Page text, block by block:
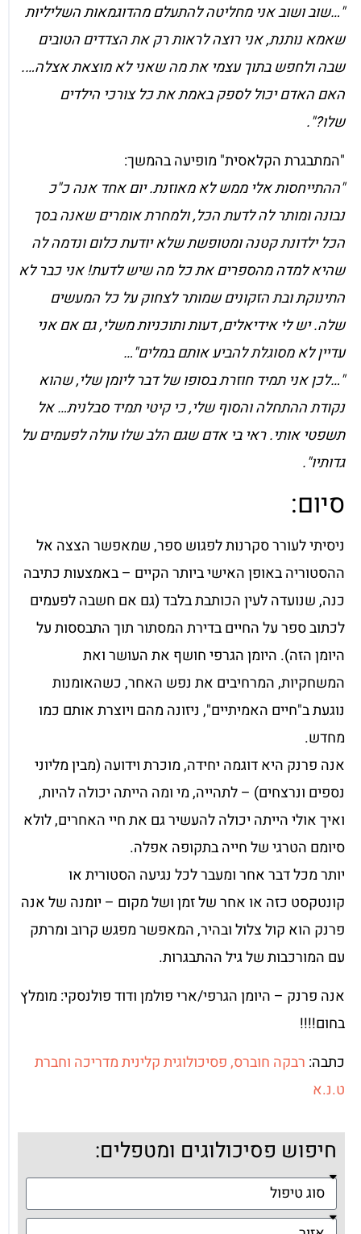
"…שוב ושוב אני מחליטה להתעלם מהדוגמאות השליליות
שאמא נותנת, אני רוצה לראות רק את הצדדים הטובים
שבה ולחפש בתוך עצמי את מה שאני לא מוצאת אצלה….
האם האדם יכול לספק באמת את כל צורכי הילדים
שלו?".
"המתבגרת הקלאסית" מופיעה בהמשך:
"ההתייחסות אלי ממש לא מאוזנת. יום אחד אנה כ"כ
נבונה ומותר לה לדעת הכל, ולמחרת אומרים שאנה בסך
הכל ילדונת קטנה ומטופשת שלא יודעת כלום ונדמה לה
שהיא למדה מהספרים את כל מה שיש לדעת! אני כבר לא
התינוקת ובת הזקונים שמותר לצחוק על כל המעשים
שלה. יש לי אידיאלים, דעות ותוכניות משלי, גם אם אני
עדיין לא מסוגלת להביע אותם במלים"…
"…לכן אני תמיד חוזרת בסופו של דבר ליומן שלי, שהוא
נקודת ההתחלה והסוף שלי, כי קיטי תמיד סבלנית… אל
תשפטי אותי. ראי בי אדם שגם הלב שלו עולה לפעמים על
גדותיו".
סיום:
ניסיתי לעורר סקרנות לפגוש ספר, שמאפשר הצצה אל
ההסטוריה באופן האישי ביותר הקיים – באמצעות כתיבה
כנה, שנועדה לעין הכותבת בלבד (גם אם חשבה לפעמים
לכתוב ספר על החיים בדירת המסתור תוך התבססות על
היומן הזה). היומן הגרפי חושף את העושר ואת
המשחקיות, המרחיבים את נפש האחר, כשהאומנות
נוגעת ב"חיים האמיתיים", ניזונה מהם ויוצרת אותם כמו
מחדש.
אנה פרנק היא דוגמה יחידה, מוכרת וידועה (מבין מליוני
נספים ונרצחים) – לתהייה, מי ומה הייתה יכולה להיות,
ואיך אולי הייתה יכולה להעשיר גם את חיי האחרים, לולא
סיומם הטרגי של חייה בתקופה אפלה.
יותר מכל דבר אחר ומעבר לכל נגיעה הסטורית או
קונטקסט כזה או אחר של זמן ושל מקום – יומנה של אנה
פרנק הוא קול צלול ובהיר, המאפשר מפגש קרוב ומרתק
עם המורכבות של גיל ההתבגרות.
אנה פרנק – היומן הגרפי/ארי פולמן ודוד פולנסקי: מומלץ
בחום!!!!
כתבה: רבקה חוברס, פסיכולוגית קלינית מדריכה וחברת
ט.נ.א
חיפוש פסיכולוגים ומטפלים: